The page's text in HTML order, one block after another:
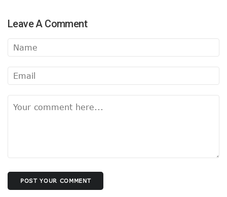
Leave A Comment
POST YOUR COMMENT